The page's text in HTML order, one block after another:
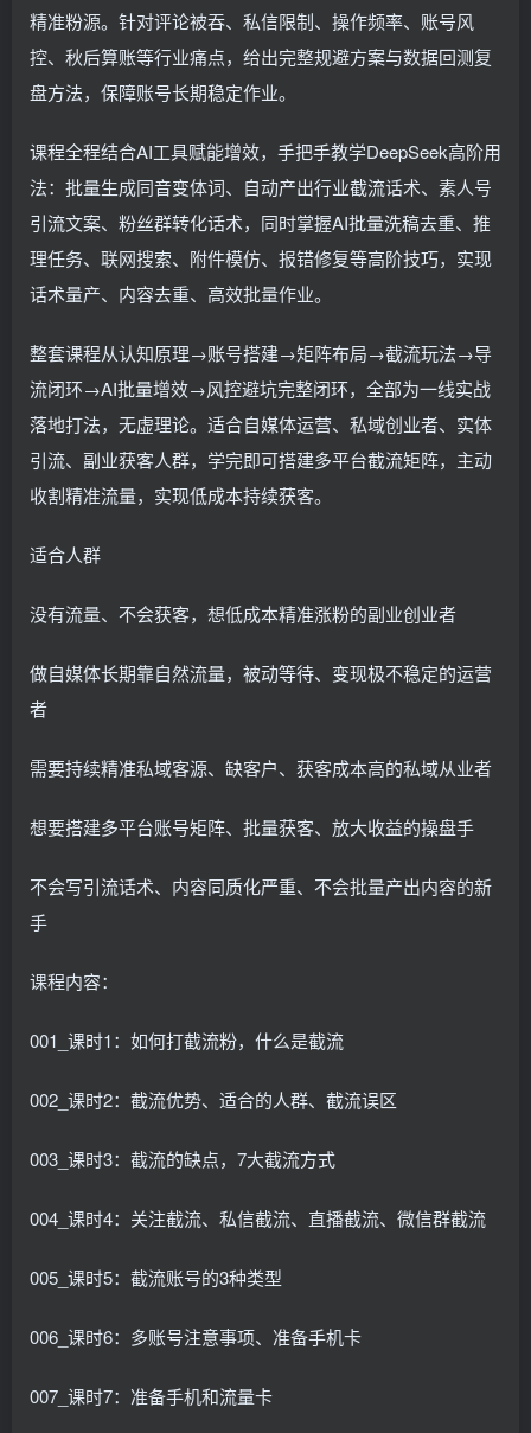
精准粉源。针对评论被吞、私信限制、操作频率、账号风
控、秋后算账等行业痛点，给出完整规避方案与数据回测复
盘方法，保障账号长期稳定作业。
课程全程结合AI工具赋能增效，手把手教学DeepSeek高阶用
法：批量生成同音变体词、自动产出行业截流话术、素人号
引流文案、粉丝群转化话术，同时掌握AI批量洗稿去重、推
理任务、联网搜索、附件模仿、报错修复等高阶技巧，实现
话术量产、内容去重、高效批量作业。
整套课程从认知原理→账号搭建→矩阵布局→截流玩法→导
流闭环→AI批量增效→风控避坑完整闭环，全部为一线实战
落地打法，无虚理论。适合自媒体运营、私域创业者、实体
引流、副业获客人群，学完即可搭建多平台截流矩阵，主动
收割精准流量，实现低成本持续获客。
适合人群
没有流量、不会获客，想低成本精准涨粉的副业创业者
做自媒体长期靠自然流量，被动等待、变现极不稳定的运营
者
需要持续精准私域客源、缺客户、获客成本高的私域从业者
想要搭建多平台账号矩阵、批量获客、放大收益的操盘手
不会写引流话术、内容同质化严重、不会批量产出内容的新
手
课程内容：
001_课时1：如何打截流粉，什么是截流
002_课时2：截流优势、适合的人群、截流误区
003_课时3：截流的缺点，7大截流方式
004_课时4：关注截流、私信截流、直播截流、微信群截流
005_课时5：截流账号的3种类型
006_课时6：多账号注意事项、准备手机卡
007_课时7：准备手机和流量卡